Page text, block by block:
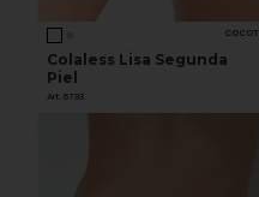
COCOT
Colaless Lisa Segunda
Piel
Art. 6793